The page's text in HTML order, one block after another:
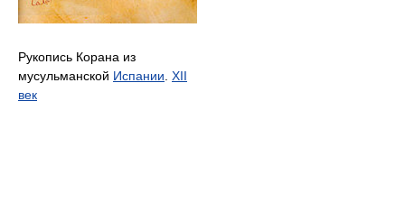
Рукопись Корана из
мусульманской Испании. XII
век